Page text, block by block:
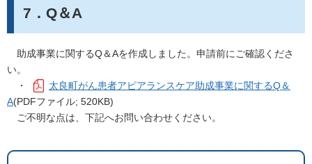
7．Q＆A
助成事業に関するQ＆Aを作成しました。申請前にご確認くださ
い。
・
太良町がん患者アピアランスケア助成事業に関するQ＆
A(PDFファイル; 520KB)
ご不明な点は、下記へお問い合わせください。